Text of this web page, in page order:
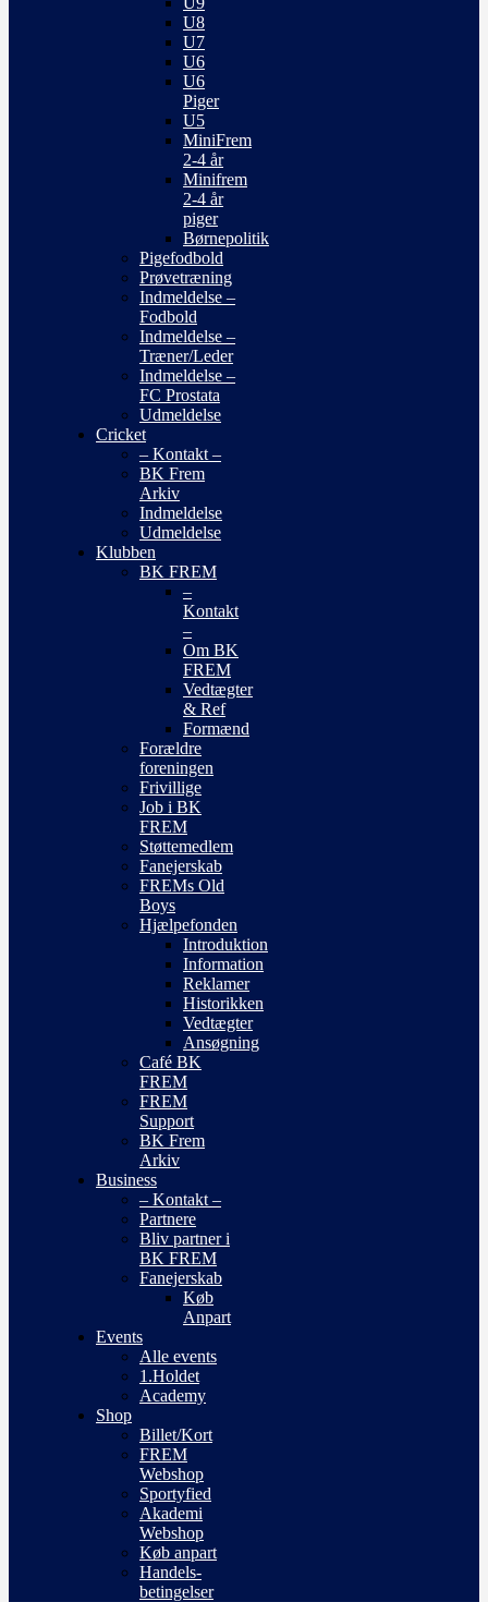
U8
U7
U6
U6
Piger
U5
MiniFrem
2-4 år
Minifrem
2-4 år
piger
Børnepolitik
Pigefodbold
Prøvetræning
Indmeldelse –
Fodbold
Indmeldelse –
Træner/Leder
Indmeldelse –
FC Prostata
Udmeldelse
Cricket
– Kontakt –
BK Frem
Arkiv
Indmeldelse
Udmeldelse
Klubben
BK FREM
–
Kontakt
–
Om BK
FREM
Vedtægter
& Ref
Formænd
Forældre
foreningen
Frivillige
Job i BK
FREM
Støttemedlem
Fanejerskab
FREMs Old
Boys
Hjælpefonden
Introduktion
Information
Reklamer
Historikken
Vedtægter
Ansøgning
Café BK
FREM
FREM
Support
BK Frem
Arkiv
Business
– Kontakt –
Partnere
Bliv partner i
BK FREM
Fanejerskab
Køb
Anpart
Events
Alle events
1.Holdet
Academy
Shop
Billet/Kort
FREM
Webshop
Sportyfied
Akademi
Webshop
Køb anpart
Handels-
betingelser